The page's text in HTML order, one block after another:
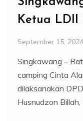
Ketua LDII
September 15, 2024
Singkawang –
camping Cinta
dilaksanakan
Husnudzon